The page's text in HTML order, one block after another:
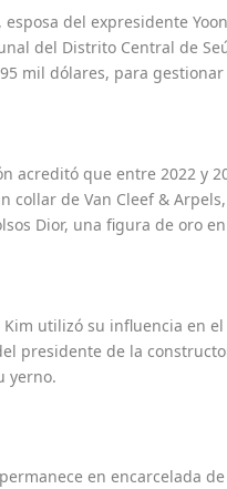
esposa del expresidente
del Distrito Central de
mil dólares, para
acreditó que entre 2022 y
collar de Van Cleef &
Dior, una figura de oro
Kim utilizó su influencia en
presidente de la
yerno.
en encarcelada